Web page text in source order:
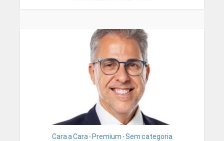
Cara a Cara • Premium • Sem categoria